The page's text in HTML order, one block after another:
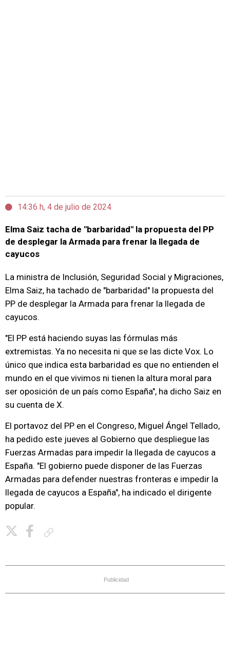
14:36 h, 4 de julio de 2024
Elma Saiz tacha de "barbaridad" la propuesta del PP
de desplegar la Armada para frenar la llegada de
cayucos
La ministra de Inclusión, Seguridad Social y Migraciones,
Elma Saiz, ha tachado de "barbaridad" la propuesta del
PP de desplegar la Armada para frenar la llegada de
cayucos.
"El PP está haciendo suyas las fórmulas más
extremistas. Ya no necesita ni que se las dicte Vox. Lo
único que indica esta barbaridad es que no entienden el
mundo en el que vivimos ni tienen la altura moral para
ser oposición de un país como España", ha dicho Saiz en
su cuenta de X.
El portavoz del PP en el Congreso, Miguel Ángel Tellado,
ha pedido este jueves al Gobierno que despliegue las
Fuerzas Armadas para impedir la llegada de cayucos a
España. "El gobierno puede disponer de las Fuerzas
Armadas para defender nuestras fronteras e impedir la
llegada de cayucos a España", ha indicado el dirigente
popular.
Publicidad